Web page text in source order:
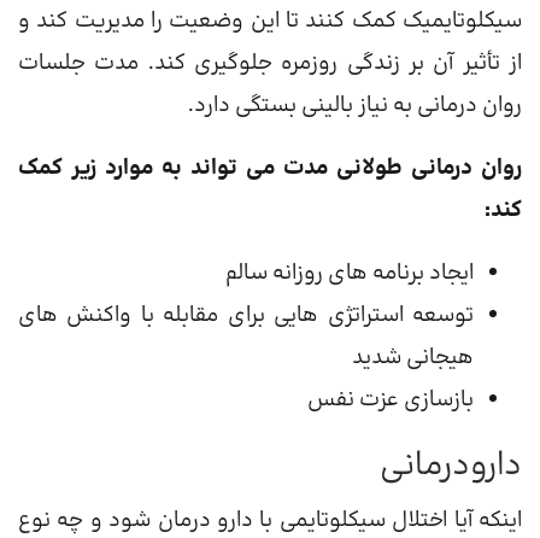
سیکلوتایمیک کمک کنند تا این وضعیت را مدیریت کند و
از تأثیر آن بر زندگی روزمره جلوگیری کند. مدت جلسات
روان درمانی به نیاز بالینی بستگی دارد.
روان درمانی طولانی مدت می تواند به موارد زیر کمک
کند:
ایجاد برنامه های روزانه سالم
توسعه استراتژی هایی برای مقابله با واکنش های
هیجانی شدید
بازسازی عزت نفس
دارودرمانی
اینکه آیا اختلال سیکلوتایمی با دارو درمان شود و چه نوع